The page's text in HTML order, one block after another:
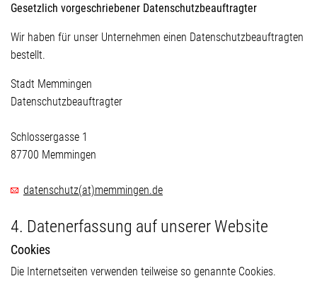
Gesetzlich vorgeschriebener Datenschutzbeauftragter
Wir haben für unser Unternehmen einen Datenschutzbeauftragten
bestellt.
Stadt Memmingen
Datenschutzbeauftragter
Schlossergasse 1
87700 Memmingen
datenschutz(at)memmingen.de
4. Datenerfassung auf unserer Website
Cookies
Die Internetseiten verwenden teilweise so genannte Cookies.